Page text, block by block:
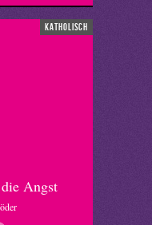
katholisch
Angst